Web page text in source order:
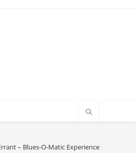
– Blues-O-Matic Experience